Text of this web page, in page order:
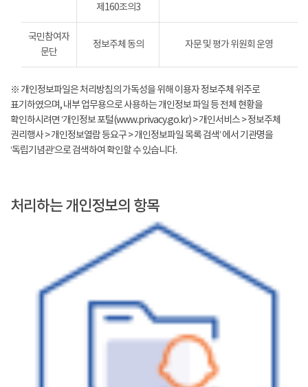
제160조의3
국민참여자
문단
정보주체 동의 자문 및 평가 위원회 운영
※ 개인정보파일은 처리방침의 가독성을 위해 이용자 정보주체 위주로
표기하였으며, 내부 업무용으로 사용하는 개인정보 파일 등 전체 현황을
확인하시려면 ‘개인정보 포털(www.privacy.go.kr) > 개인서비스 > 정보주체
권리행사 > 개인정보열람 등요구 > 개인정보파일 목록 검색’ 에서 기관명을
‘독립기념관’으로 검색하여 확인할 수 있습니다.
처리하는 개인정보의 항목